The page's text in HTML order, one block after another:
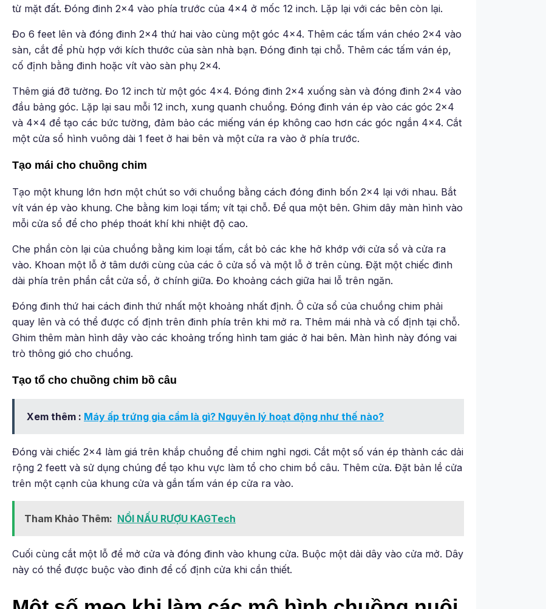
từ mặt đất. Đóng đinh 2×4 vào phía trước của 4×4 ở mốc 12 inch. Lặp lại với các bên còn lại.
Đo 6 feet lên và đóng đinh 2×4 thứ hai vào cùng một góc 4×4. Thêm các tấm ván chéo 2×4 vào
sàn, cắt để phù hợp với kích thước của sàn nhà bạn. Đóng đinh tại chỗ. Thêm các tấm ván ép,
cố định bằng đinh hoặc vít vào sàn phụ 2×4.
Thêm giá đỡ tường. Đo 12 inch từ một góc 4×4. Đóng đinh 2×4 xuống sàn và đóng đinh 2×4 vào
đầu bảng góc. Lặp lại sau mỗi 12 inch, xung quanh chuồng. Đóng đinh ván ép vào các góc 2×4
và 4×4 để tạo các bức tường, đảm bảo các miếng ván ép không cao hơn các góc ngắn 4×4. Cắt
một cửa sổ hình vuông dài 1 feet ở hai bên và một cửa ra vào ở phía trước.
Tạo mái cho chuồng chim
Tạo một khung lớn hơn một chút so với chuồng bằng cách đóng đinh bốn 2×4 lại với nhau. Bắt
vít ván ép vào khung. Che bằng kim loại tấm; vít tại chỗ. Để qua một bên. Ghim dây màn hình vào
mỗi cửa sổ để cho phép thoát khí khi nhiệt độ cao.
Che phần còn lại của chuồng bằng kim loại tấm, cắt bỏ các khe hở khớp với cửa sổ và cửa ra
vào. Khoan một lỗ ở tâm dưới cùng của các ô cửa sổ và một lỗ ở trên cùng. Đặt một chiếc đinh
dài phía trên phần cắt cửa sổ, ở chính giữa. Đo khoảng cách giữa hai lỗ trên ngăn.
Đóng đinh thứ hai cách đinh thứ nhất một khoảng nhất định. Ô cửa sổ của chuồng chim phải
quay lên và có thể được cố định trên đinh phía trên khi mở ra. Thêm mái nhà và cố định tại chỗ.
Ghim thêm màn hình dây vào các khoảng trống hình tam giác ở hai bên. Màn hình này đóng vai
trò thông gió cho chuồng.
Tạo tổ cho chuồng chim bồ câu
Xem thêm : Máy ấp trứng gia cầm là gì? Nguyên lý hoạt động như thế nào?
Đóng vài chiếc 2×4 làm giá trên khắp chuồng để chim nghỉ ngơi. Cắt một số ván ép thành các dải
rộng 2 feett và sử dụng chúng để tạo khu vực làm tổ cho chim bồ câu. Thêm cửa. Đặt bản lề cửa
trên một cạnh của khung cửa và gắn tấm ván ép cửa ra vào.
Tham Khảo Thêm: NỒI NẤU RƯỢU KAGTech
Cuối cùng cắt một lỗ để mở cửa và đóng đinh vào khung cửa. Buộc một dải dây vào cửa mở. Dây
này có thể được buộc vào đinh để cố định cửa khi cần thiết.